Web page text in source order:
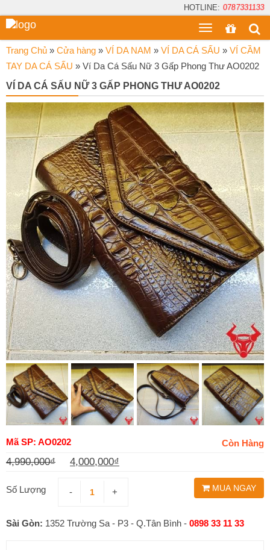
HOTLINE: 0787331133
Toggle
menu
Trang Chủ » Cửa hàng » VÍ DA NAM » VÍ DA CÁ SẤU » VÍ CẦM
TAY DA CÁ SẤU » Ví Da Cá Sấu Nữ 3 Gấp Phong Thư AO0202
VÍ DA CÁ SẤU NỮ 3 GẤP PHONG THƯ AO0202
Mã SP: AO0202 Còn Hàng
4,990,000₫ Giá
gốc
4,000,000₫
Số Lượng - + MUA NGAY
Sài Gòn: 1352 Trường Sa - P3 - Q.Tân Bình - 0898 33 11 33